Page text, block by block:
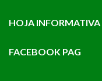
HOJA INFORMATIVA
FACEBOOK PAG